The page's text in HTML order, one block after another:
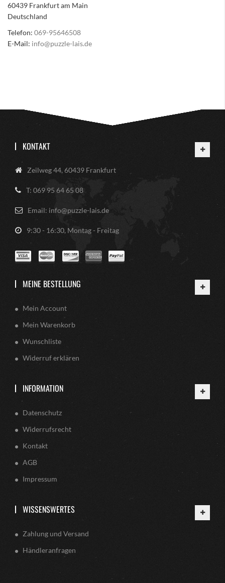
60439 Frankfurt am Main
Deutschland
Telefon: 069-95646508
E-Mail: info@puzzle-lais.de
KONTAKT
Zeilweg 44, 60439 Frankfurt
T: 069 95 64 65 08
Email: info@puzzle-lais.de
9:30 - 16:30, Montag - Freitag
MEINE BESTELLUNG
Mein Account
Mein Warenkorb
Wunschliste
Widerruf erklären
INFORMATION
Datenschutz
Widerrufsrecht
Kontakt
AGB
Impressum
WISSENSWERTES
Zahlung und Versand
Händleranfragen